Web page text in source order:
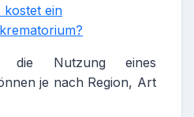
kostet ein
Nutzung eines
je nach Region, Art